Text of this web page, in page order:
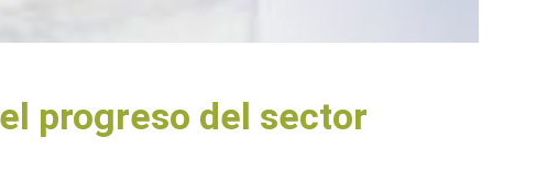
progreso del sector